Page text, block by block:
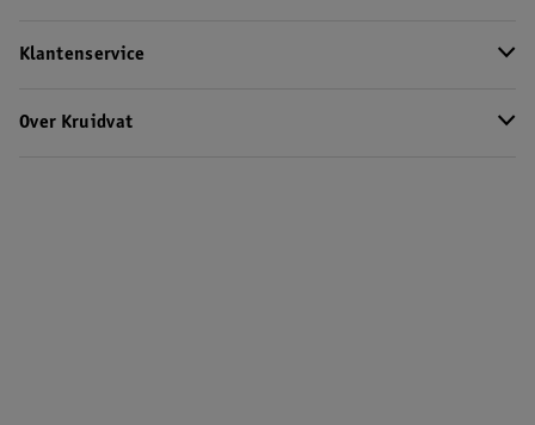
Klantenservice
Over Kruidvat